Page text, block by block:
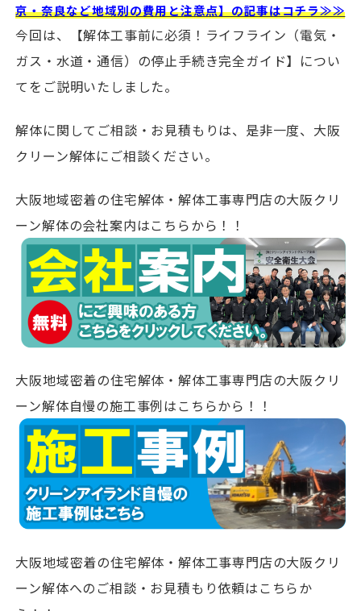
京・奈良など地域別の費用と注意点】の記事はコチラ≫≫
今回は、【解体工事前に必須！ライフライン（電気・
ガス・水道・通信）の停止手続き完全ガイド】につい
てをご説明いたしました。
解体に関してご相談・お見積もりは、是非一度、大阪
クリーン解体にご相談ください。
大阪地域密着の住宅解体・解体工事専門店の大阪クリ
ーン解体の会社案内はこちらから！！
大阪地域密着の住宅解体・解体工事専門店の大阪クリ
ーン解体自慢の施工事例はこちらから！！
大阪地域密着の住宅解体・解体工事専門店の大阪クリ
ーン解体へのご相談・お見積もり依頼はこちらか